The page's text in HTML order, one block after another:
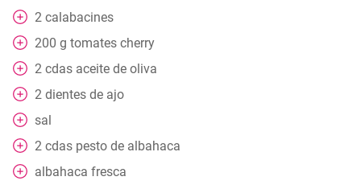
2 calabacines
200 g tomates cherry
2 cdas aceite de oliva
2 dientes de ajo
sal
2 cdas pesto de albahaca
albahaca fresca